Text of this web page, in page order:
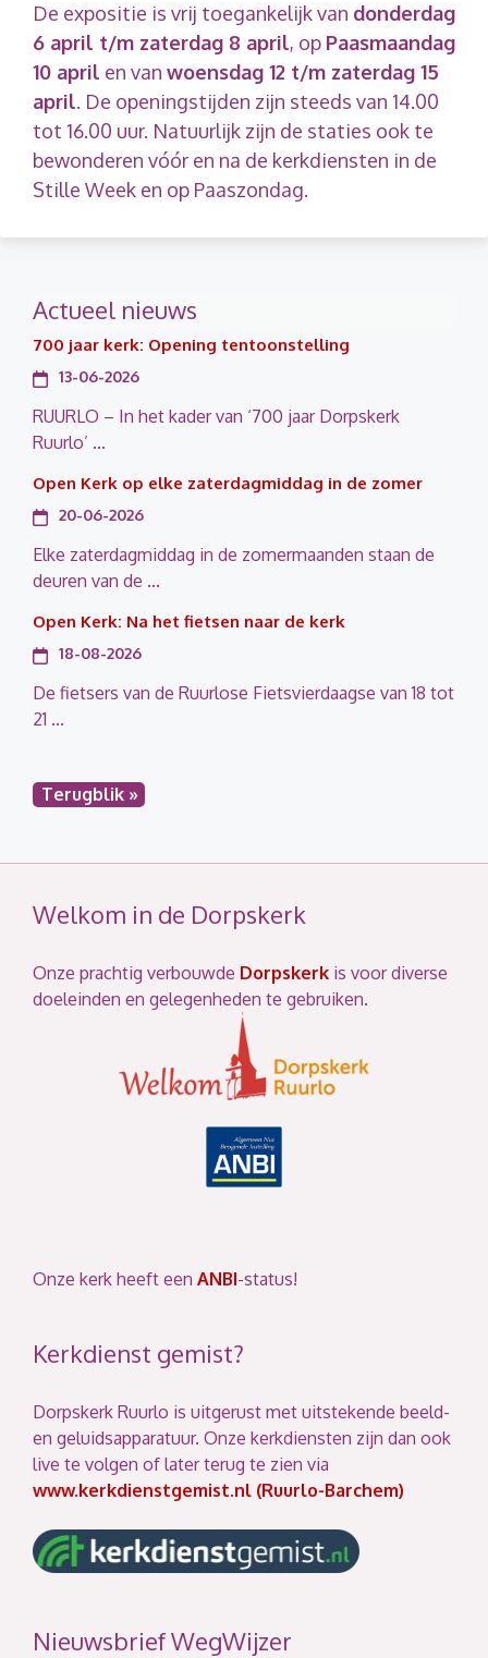
De expositie is vrij toegankelijk van donderdag
6 april t/m zaterdag 8 april, op Paasmaandag
10 april en van woensdag 12 t/m zaterdag 15
april. De openingstijden zijn steeds van 14.00
tot 16.00 uur. Natuurlijk zijn de staties ook te
bewonderen vóór en na de kerkdiensten in de
Stille Week en op Paaszondag.
Actueel nieuws
700 jaar kerk: Opening tentoonstelling
13-06-2026
RUURLO – In het kader van ‘700 jaar Dorpskerk
Ruurlo’ ...
Open Kerk op elke zaterdagmiddag in de zomer
20-06-2026
Elke zaterdagmiddag in de zomermaanden staan de
deuren van de ...
Open Kerk: Na het fietsen naar de kerk
18-08-2026
De fietsers van de Ruurlose Fietsvierdaagse van 18 tot
21 ...
Terugblik »
Welkom in de Dorpskerk
Onze prachtig verbouwde Dorpskerk is voor diverse
doeleinden en gelegenheden te gebruiken.
Onze kerk heeft een ANBI-status!
Kerkdienst gemist?
Dorpskerk Ruurlo is uitgerust met uitstekende beeld-
en geluidsapparatuur. Onze kerkdiensten zijn dan ook
live te volgen of later terug te zien via
www.kerkdienstgemist.nl (Ruurlo-Barchem)
Nieuwsbrief WegWijzer